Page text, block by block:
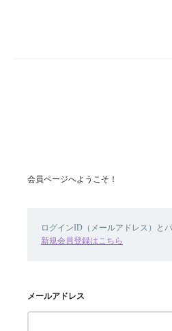
会員ページへようこそ！
ログインID（メールアドレス）と
新規会員登録はこちら
メールアドレス